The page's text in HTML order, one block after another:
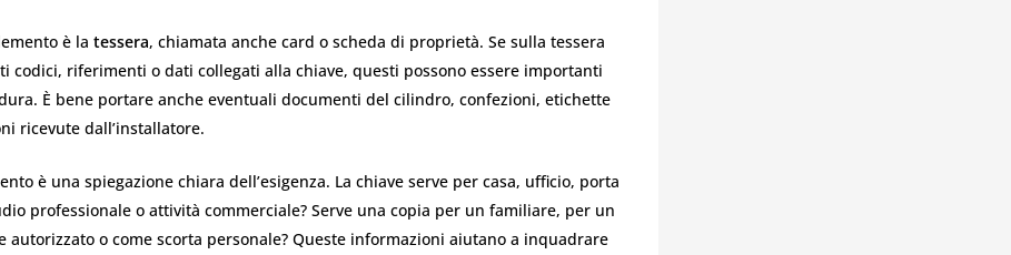
è la tessera, chiamata anche card o scheda di proprietà. Se sulla tessera
codici, riferimenti o dati collegati alla chiave, questi possono essere importanti
È bene portare anche eventuali documenti del cilindro, confezioni, etichette
ricevute dall’installatore.
è una spiegazione chiara dell’esigenza. La chiave serve per casa, ufficio, porta
professionale o attività commerciale? Serve una copia per un familiare, per un
autorizzato o come scorta personale? Queste informazioni aiutano a inquadrare